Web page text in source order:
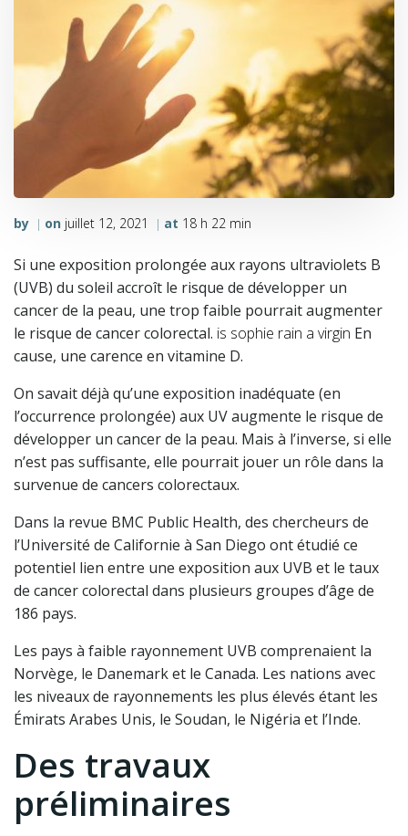
by | on juillet 12, 2021 | at 18 h 22 min
Si une exposition prolongée aux rayons ultraviolets B
(UVB) du soleil accroît le risque de développer un
cancer de la peau, une trop faible pourrait augmenter
le risque de cancer colorectal. is sophie rain a virgin En
cause, une carence en vitamine D.
On savait déjà qu’une exposition inadéquate (en
l’occurrence prolongée) aux UV augmente le risque de
développer un cancer de la peau. Mais à l’inverse, si elle
n’est pas suffisante, elle pourrait jouer un rôle dans la
survenue de cancers colorectaux.
Dans la revue BMC Public Health, des chercheurs de
l’Université de Californie à San Diego ont étudié ce
potentiel lien entre une exposition aux UVB et le taux
de cancer colorectal dans plusieurs groupes d’âge de
186 pays.
Les pays à faible rayonnement UVB comprenaient la
Norvège, le Danemark et le Canada. Les nations avec
les niveaux de rayonnements les plus élevés étant les
Émirats Arabes Unis, le Soudan, le Nigéria et l’Inde.
Des travaux
préliminaires